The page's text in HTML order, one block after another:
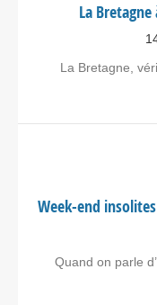
La
La Bretagne,
Week-end
Quand on parle